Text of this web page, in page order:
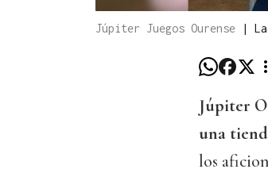
Júpiter Juegos Ourense |
Júpiter
una
los